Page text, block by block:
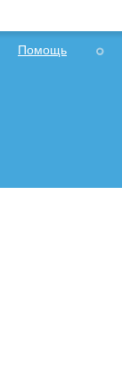
Помощь